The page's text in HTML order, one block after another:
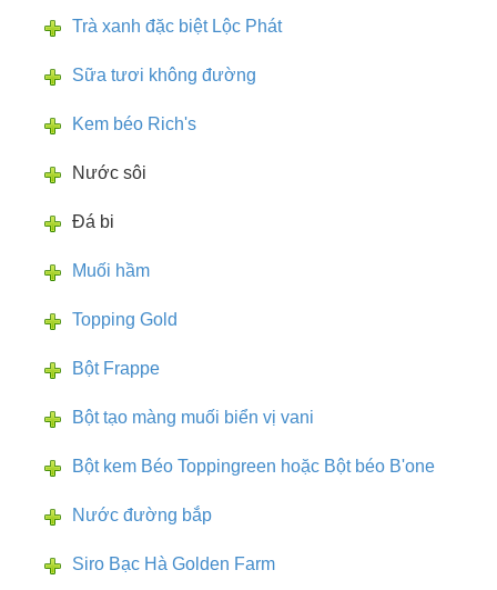
Trà xanh đặc biệt Lộc Phát
Sữa tươi không đường
Kem béo Rich's
Nước sôi
Đá bi
Muối hầm
Topping Gold
Bột Frappe
Bột tạo màng muối biển vị vani
Bột kem Béo Toppingreen hoặc Bột béo B'one
Nước đường bắp
Siro Bạc Hà Golden Farm